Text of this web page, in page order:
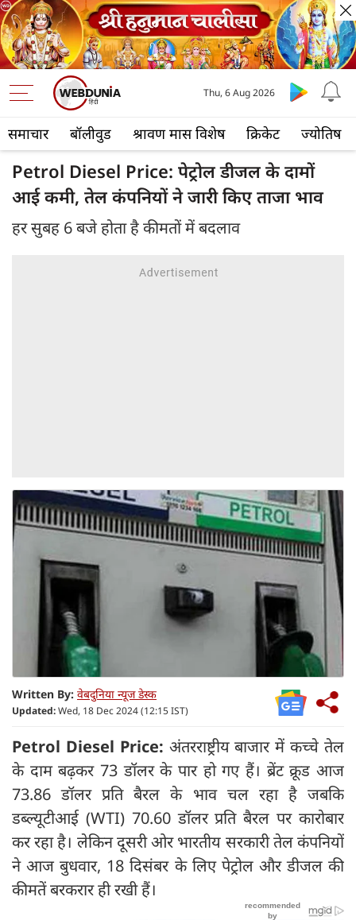
समाचार बॉलीवुड श्रावण मास विशेष क्रिकेट ज्योतिष
Thu, 6 Aug 2026
Petrol Diesel Price: पेट्रोल डीजल के दामों
आई कमी, तेल कंपनियों ने जारी किए ताजा भाव
हर सुबह 6 बजे होता है कीमतों में बदलाव
Written By: वेबदुनिया न्यूज डेस्क
Updated:Wed, 18 Dec 2024 (12:15 IST)
Petrol Diesel Price: अंतरराष्ट्रीय बाजार में कच्चे तेल
के दाम बढ़कर 73 डॉलर के पार हो गए हैं। ब्रेंट क्रूड आज
73.86 डॉलर प्रति बैरल के भाव चल रहा है जबकि
डब्ल्यूटीआई (WTI) 70.60 डॉलर प्रति बैरल पर कारोबार
कर रहा है। लेकिन दूसरी ओर भारतीय सरकारी तेल कंपनियों
ने आज बुधवार, 18 दिसंबर के लिए पेट्रोल और डीजल की
कीमतें बरकरार ही रखी हैं।